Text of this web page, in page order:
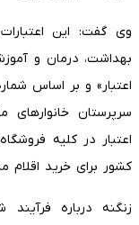
وی گفت: این
بهداشت، درمان و
اعتبار» و بر اساس
سرپرستان
اعتبار در کلیه
کشور برای خرید
زنگنه درباره